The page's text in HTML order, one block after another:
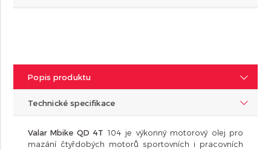
Popis produktu
Technické specifikace
Valar Mbike QD 4T 104 je výkonný motorový olej pro
mazání čtyřdobých motorů sportovních i pracovních